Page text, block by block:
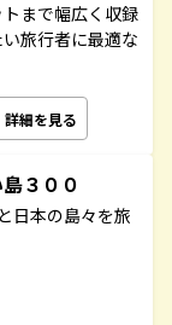
まで幅広く収録
旅行者に最適な
詳細を見る
３００
日本の島々を旅